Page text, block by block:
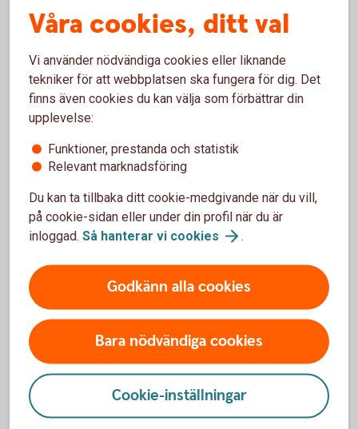
Gäller från 25 juni 2024
Villkor Aktie- och Fondkonto
ISK
Gäller från 24 juni 2024
Villkor Investeringssparkonto (ISK)
Villkor för Investeringssparkonto (ISK) Fond (pdf)
IPS
Gäller från 24 juni 2024
Villkor Pensionssparkonto (IPS)
Villkor Pensionssparkonto (IPS) Fond
Våra cookies, ditt val
Vi använder nödvändiga cookies eller liknande
tekniker för att webbplatsen ska fungera för dig. Det
finns även cookies du kan välja som förbättrar din
upplevelse:
Funktioner, prestanda och statistik
Relevant marknadsföring
Du kan ta tillbaka ditt cookie-medgivande när du vill,
på cookie-sidan eller under din profil när du är
inloggad. Så hanterar vi cookies .
Godkänn alla cookies
Bara nödvändiga cookies
Cookie-inställningar